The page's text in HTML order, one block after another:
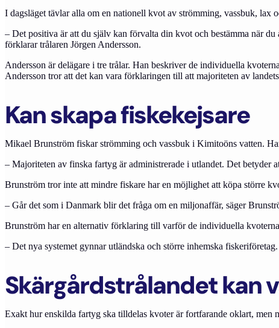
I dagsläget tävlar alla om en nationell kvot av strömming, vassbuk, lax
– Det positiva är att du själv kan förvalta din kvot och bestämma när
förklarar trålaren Jörgen Andersson.
Andersson är delägare i tre trålar. Han beskriver de individuella
Andersson tror att det kan vara förklaringen till att majoriteten av
Kan skapa fiskekejsare
Mikael Brunström fiskar strömming och vassbuk i Kimitoöns vatten.
– Majoriteten av finska fartyg är administrerade i utlandet. Det betyder
Brunström tror inte att mindre fiskare har en möjlighet att köpa större
– Går det som i Danmark blir det fråga om en miljonaffär, säger
Brunström har en alternativ förklaring till varför de individuella
– Det nya systemet gynnar utländska och större inhemska
Skärgårdstrålandet kan
Exakt hur enskilda fartyg ska tilldelas kvoter är fortfarande oklart, men